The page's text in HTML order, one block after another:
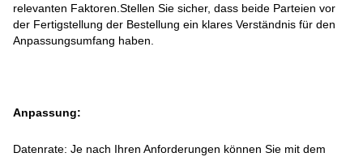
relevanten Faktoren.Stellen Sie sicher, dass beide Parteien vor
der Fertigstellung der Bestellung ein klares Verständnis für den
Anpassungsumfang haben.
Anpassung:
Datenrate: Je nach Ihren Anforderungen können Sie mit dem